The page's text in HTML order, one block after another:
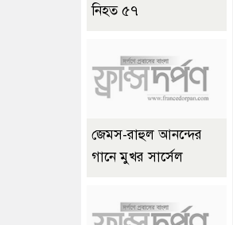
নিহত ৫৭
জেমস-রাহুল আনন্দের
গানে মুখর সার্সেল